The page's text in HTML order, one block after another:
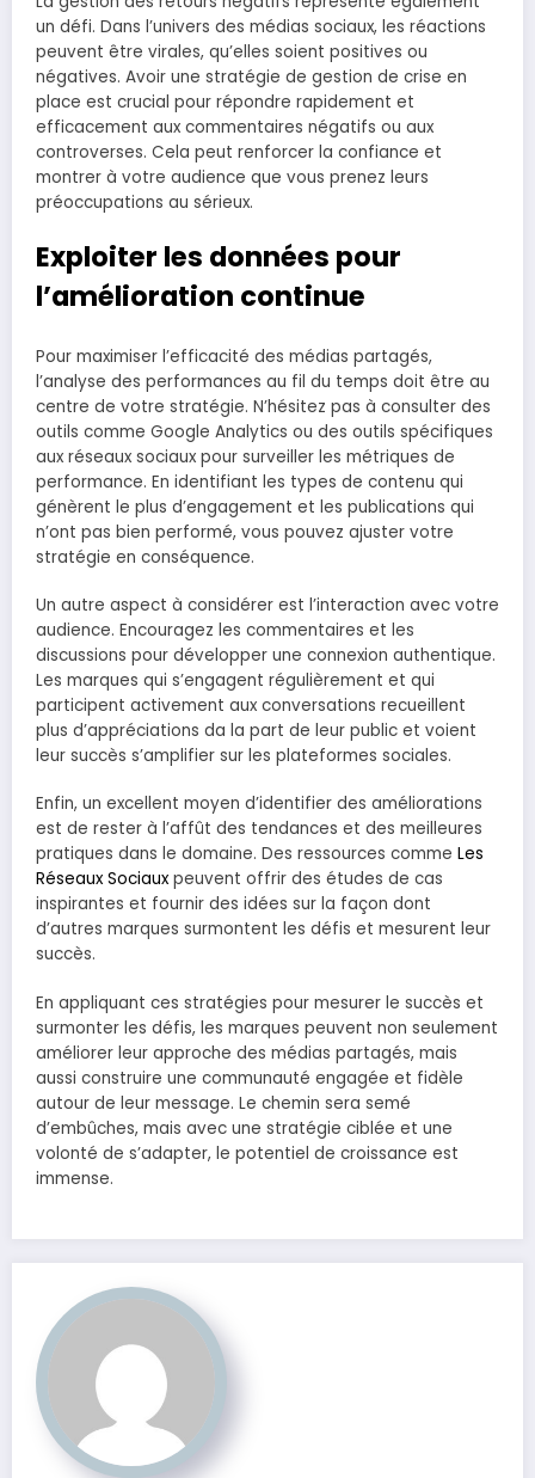
un défi. Dans l’univers des médias sociaux, les réactions
peuvent être virales, qu’elles soient positives ou
négatives. Avoir une stratégie de gestion de crise en
place est crucial pour répondre rapidement et
efficacement aux commentaires négatifs ou aux
controverses. Cela peut renforcer la confiance et
montrer à votre audience que vous prenez leurs
préoccupations au sérieux.
Exploiter les données pour
l’amélioration continue
Pour maximiser l’efficacité des médias partagés,
l’analyse des performances au fil du temps doit être au
centre de votre stratégie. N’hésitez pas à consulter des
outils comme Google Analytics ou des outils spécifiques
aux réseaux sociaux pour surveiller les métriques de
performance. En identifiant les types de contenu qui
génèrent le plus d’engagement et les publications qui
n’ont pas bien performé, vous pouvez ajuster votre
stratégie en conséquence.
Un autre aspect à considérer est l’interaction avec votre
audience. Encouragez les commentaires et les
discussions pour développer une connexion authentique.
Les marques qui s’engagent régulièrement et qui
participent activement aux conversations recueillent
plus d’appréciations da la part de leur public et voient
leur succès s’amplifier sur les plateformes sociales.
Enfin, un excellent moyen d’identifier des améliorations
est de rester à l’affût des tendances et des meilleures
pratiques dans le domaine. Des ressources comme Les
Réseaux Sociaux peuvent offrir des études de cas
inspirantes et fournir des idées sur la façon dont
d’autres marques surmontent les défis et mesurent leur
succès.
En appliquant ces stratégies pour mesurer le succès et
surmonter les défis, les marques peuvent non seulement
améliorer leur approche des médias partagés, mais
aussi construire une communauté engagée et fidèle
autour de leur message. Le chemin sera semé
d’embûches, mais avec une stratégie ciblée et une
volonté de s’adapter, le potentiel de croissance est
immense.